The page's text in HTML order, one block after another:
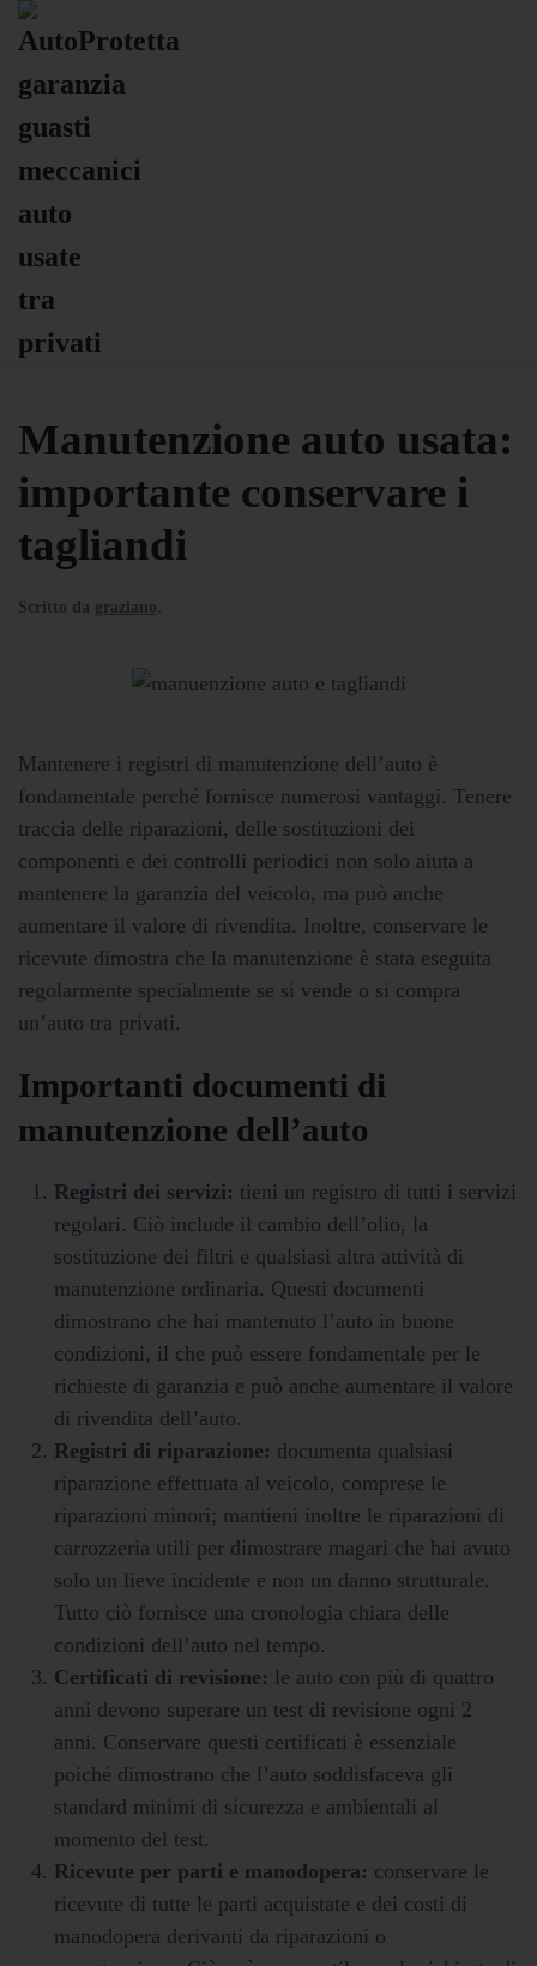
Manutenzione auto usata:
importante conservare i
tagliandi
Scritto da graziano.
Mantenere i registri di manutenzione dell’auto è
fondamentale perché fornisce numerosi vantaggi. Tenere
traccia delle riparazioni, delle sostituzioni dei
componenti e dei controlli periodici non solo aiuta a
mantenere la garanzia del veicolo, ma può anche
aumentare il valore di rivendita. Inoltre, conservare le
ricevute dimostra che la manutenzione è stata eseguita
regolarmente specialmente se si vende o si compra
un’auto tra privati.
Importanti documenti di
manutenzione dell’auto
Registri dei servizi: tieni un registro di tutti i servizi
regolari. Ciò include il cambio dell’olio, la
sostituzione dei filtri e qualsiasi altra attività di
manutenzione ordinaria. Questi documenti
dimostrano che hai mantenuto l’auto in buone
condizioni, il che può essere fondamentale per le
richieste di garanzia e può anche aumentare il valore
di rivendita dell’auto.
Registri di riparazione: documenta qualsiasi
riparazione effettuata al veicolo, comprese le
riparazioni minori; mantieni inoltre le riparazioni di
carrozzeria utili per dimostrare magari che hai avuto
solo un lieve incidente e non un danno strutturale.
Tutto ciò fornisce una cronologia chiara delle
condizioni dell’auto nel tempo.
Certificati di revisione: le auto con più di quattro
anni devono superare un test di revisione ogni 2
anni. Conservare questi certificati è essenziale
poiché dimostrano che l’auto soddisfaceva gli
standard minimi di sicurezza e ambientali al
momento del test.
Ricevute per parti e manodopera: conservare le
ricevute di tutte le parti acquistate e dei costi di
manodopera derivanti da riparazioni o